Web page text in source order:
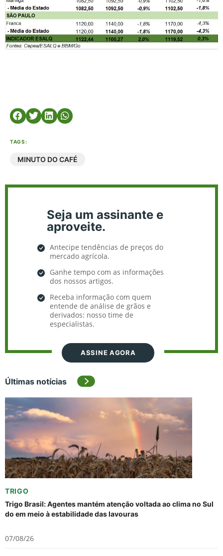
TAGS:
MINUTO DO CAFÉ
Seja um assinante e
aproveite.
Antecipe tendências de preços do
mercado agrícola.
Ganhe tempo com as informações
dos nossos artigos.
Receba informação com quem
entende de análise de grãos e
derivados: nosso time de
especialistas.
ASSINE AGORA
Últimas notícias
TRIGO
Trigo Brasil: Agentes mantém atenção voltada ao clima no Sul
do em meio à estabilidade das lavouras
07/08/26